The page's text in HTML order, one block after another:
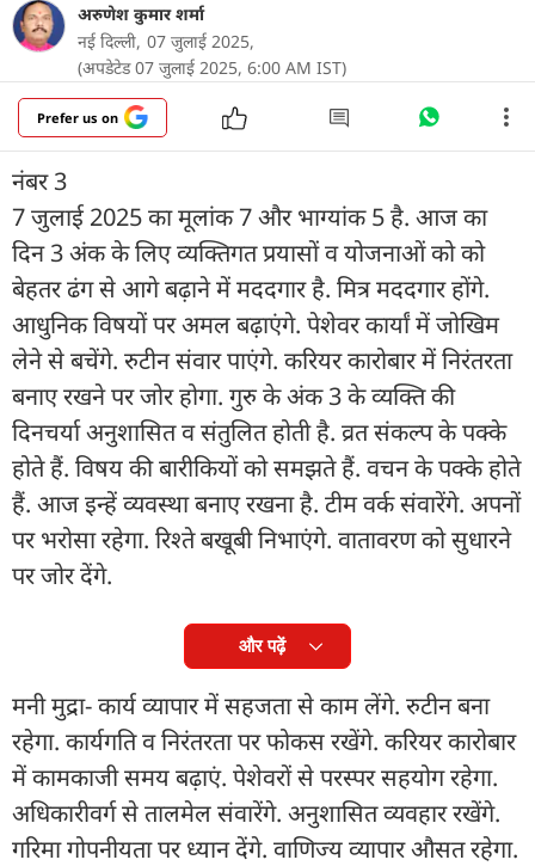
अरुणेश कुमार शर्मा
नई दिल्ली, 07 जुलाई 2025,
(अपडेटेड 07 जुलाई 2025, 6:00 AM IST)
Prefer us on
नंबर 3
7 जुलाई 2025 का मूलांक 7 और भाग्यांक 5 है. आज का
दिन 3 अंक के लिए व्यक्तिगत प्रयासों व योजनाओं को को
बेहतर ढंग से आगे बढ़ाने में मददगार है. मित्र मददगार होंगे.
आधुनिक विषयों पर अमल बढ़ाएंगे. पेशेवर कार्यां में जोखिम
लेने से बचेंगे. रुटीन संवार पाएंगे. करियर कारोबार में निरंतरता
बनाए रखने पर जोर होगा. गुरु के अंक 3 के व्यक्ति की
दिनचर्या अनुशासित व संतुलित होती है. व्रत संकल्प के पक्के
होते हैं. विषय की बारीकियों को समझते हैं. वचन के पक्के होते
हैं. आज इन्हें व्यवस्था बनाए रखना है. टीम वर्क संवारेंगे. अपनों
पर भरोसा रहेगा. रिश्ते बखूबी निभाएंगे. वातावरण को सुधारने
पर जोर देंगे.
और पढ़ें
मनी मुद्रा- कार्य व्यापार में सहजता से काम लेंगे. रुटीन बना
रहेगा. कार्यगति व निरंतरता पर फोकस रखेंगे. करियर कारोबार
में कामकाजी समय बढ़ाएं. पेशेवरों से परस्पर सहयोग रहेगा.
अधिकारीवर्ग से तालमेल संवारेंगे. अनुशासित व्यवहार रखेंगे.
गरिमा गोपनीयता पर ध्यान देंगे. वाणिज्य व्यापार औसत रहेगा.